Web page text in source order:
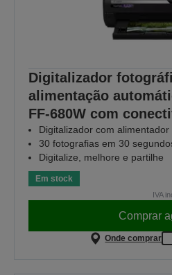
Digitalizador
alimentação
FF-680W com
Digitalizador com alimentador
30 fotografias em 30
Digitalize, melhore e partilhe
Em stock
IVA
Comprar
Onde comprar